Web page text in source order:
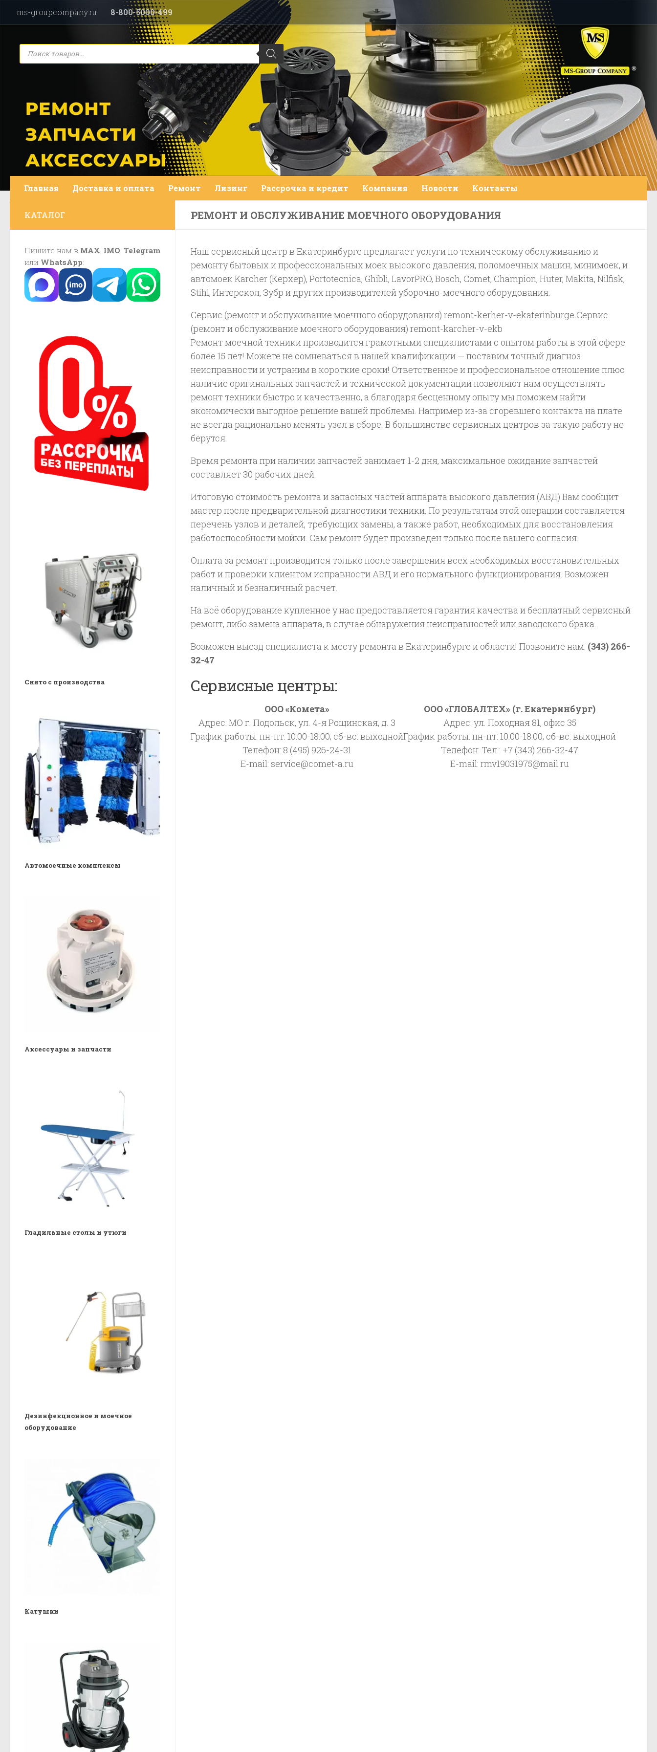
Перейти к содержимому
ms-groupcompany.ru 8-800-5000-499
Поиск
товаров
Главная Доставка и оплата Ремонт Лизинг Рассрочка и кредит Компания Новости Контакты
РЕМОНТ И ОБСЛУЖИВАНИЕ МОЕЧНОГО ОБОРУДОВАНИЯ
Наш сервисный центр в Екатеринбурге предлагает услуги по техническому обслуживанию и
ремонту бытовых и профессиональных моек высокого давления, поломоечных машин, минимоек, и
автомоек Karcher (Керхер), Portotecnica, Ghibli, LavorPRO, Bosch, Comet, Champion, Huter, Makita, Nilfisk,
Stihl, Интерскол, Зубр и других производителей уборочно-моечного оборудования.
Сервис (ремонт и обслуживание моечного оборудования) remont-kerher-v-ekaterinburge Сервис
(ремонт и обслуживание моечного оборудования) remont-karcher-v-ekb
Ремонт моечной техники производится грамотными специалистами с опытом работы в этой сфере
более 15 лет! Можете не сомневаться в нашей квалификации — поставим точный диагноз
неисправности и устраним в короткие сроки! Ответственное и профессиональное отношение плюс
наличие оригинальных запчастей и технической документации позволяют нам осуществлять
ремонт техники быстро и качественно, а благодаря бесценному опыту мы поможем найти
экономически выгодное решение вашей проблемы. Например из-за сгоревшего контакта на плате
не всегда рационально менять узел в сборе. В большинстве сервисных центров за такую работу не
берутся.
Время ремонта при наличии запчастей занимает 1-2 дня, максимальное ожидание запчастей
составляет 30 рабочих дней.
Итоговую стоимость ремонта и запасных частей аппарата высокого давления (АВД) Вам сообщит
мастер после предварительной диагностики техники. По результатам этой операции составляется
перечень узлов и деталей, требующих замены, а также работ, необходимых для восстановления
работоспособности мойки. Сам ремонт будет произведен только после вашего согласия.
Оплата за ремонт производится только после завершения всех необходимых восстановительных
работ и проверки клиентом исправности АВД и его нормального функционирования. Возможен
наличный и безналичный расчет.
На всё оборудование купленное у нас предоставляется гарантия качества и бесплатный сервисный
ремонт, либо замена аппарата, в случае обнаружения неисправностей или заводского брака.
Возможен выезд специалиста к месту ремонта в Екатеринбурге и области! Позвоните нам: (343) 266-
32-47
Сервисные центры:
ООО «Комета»
Адрес: МО г. Подольск, ул. 4-я Рощинская, д. 3
График работы: пн-пт: 10:00-18:00; сб-вс: выходной
Телефон: 8 (495) 926-24-31
E-mail: service@comet-a.ru
ООО «ГЛОБАЛТЕХ» (г. Екатеринбург)
Адрес: ул. Походная 81, офис 35
График работы: пн-пт: 10:00-18:00; сб-вс: выходной
Телефон: Тел.: +7 (343) 266-32-47
E-mail: rmv19031975@mail.ru
КАТАЛОГ
Пишите нам в MAX IMO Telegram
или WhatsApp:
Снято с производства
Автомоечные комплексы
Аксессуары и запчасти
Гладильные столы и утюги
Дезинфекционное и моечное
оборудование
Катушки